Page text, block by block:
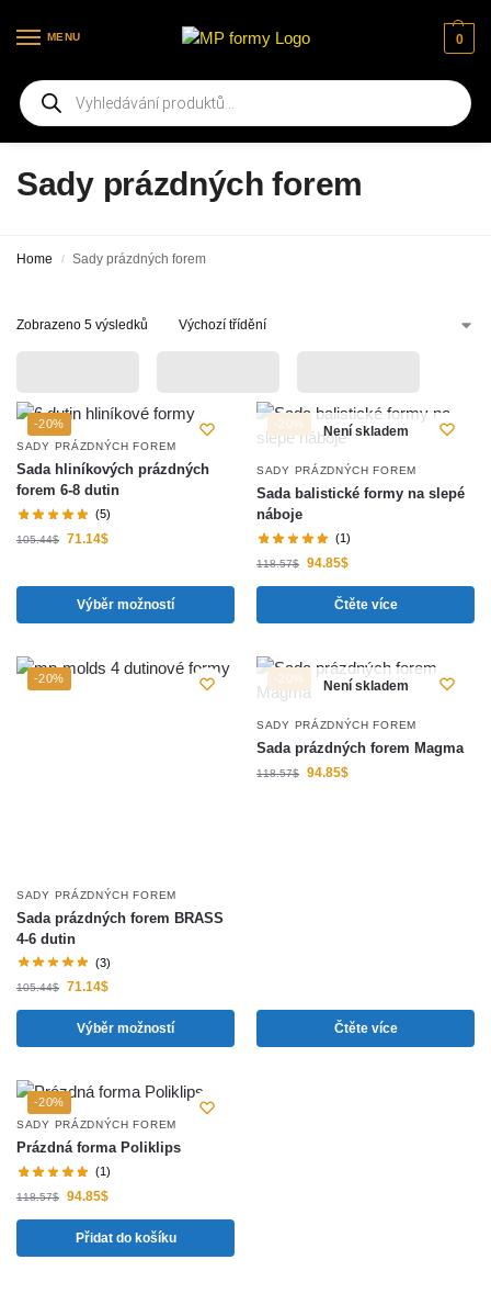
MENU 0
Vítejte na našich nových webových stránkách
Sady prázdných forem
Home / Sady prázdných forem
Zobrazeno 5 výsledků
-20%
SADY PRÁZDNÝCH FOREM
Sada hliníkových prázdných
forem 6-8 dutin
(5)
105.44$ 71.14$
Výběr možností
-20% Není skladem
SADY PRÁZDNÝCH FOREM
Sada balistické formy na slepé
náboje
(1)
118.57$ 94.85$
Čtěte více
-20%
SADY PRÁZDNÝCH FOREM
Sada prázdných forem BRASS
4-6 dutin
(3)
105.44$ 71.14$
Výběr možností
-20% Není skladem
SADY PRÁZDNÝCH FOREM
Sada prázdných forem Magma
118.57$ 94.85$
Čtěte více
-20%
SADY PRÁZDNÝCH FOREM
Prázdná forma Poliklips
(1)
118.57$ 94.85$
Přidat do košíku